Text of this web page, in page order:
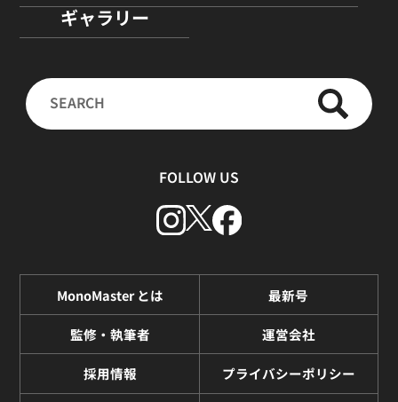
ギャラリー
FOLLOW US
MonoMaster とは 最新号
監修・執筆者 運営会社
採用情報 プライバシーポリシー